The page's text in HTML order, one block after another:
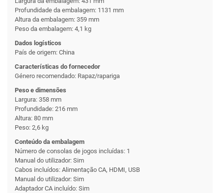
Profundidade da embalagem: 1131 mm
Altura da embalagem: 359 mm
Peso da embalagem: 4,1 kg
Dados logísticos
País de origem: China
Características do fornecedor
Género recomendado: Rapaz/rapariga
Peso e dimensões
Largura: 358 mm
Profundidade: 216 mm
Altura: 80 mm
Peso: 2,6 kg
Conteúdo da embalagem
Número de consolas de jogos incluídas: 1
Manual do utilizador: Sim
Cabos incluídos: Alimentação CA, HDMI, USB
Manual do utilizador: Sim
Adaptador CA incluído: Sim